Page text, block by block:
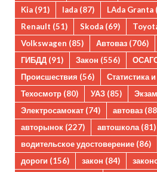
Kia (91) lada (87) LAda Granta
Renault (51) Skoda (69)
Volkswagen (85) Автоваз (706)
ГИБДД (91) Закон (556)
Происшествия (56) Статистика
Техосмотр (80) УАЗ (85)
Электросамокат (74) автоваз
авторынок (227) автошкола(81)
водительское удостоверение (86)
дороги (156) закон (84)